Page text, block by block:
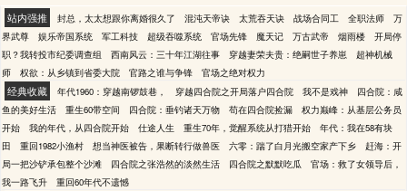
站内强推 封总，太太想跟你离婚很久了 混沌天帝诀 太荒吞天诀 战场合同工 全职法师
万
界武尊
娱乐帝国系统 军工科技 超级吞噬系统 官场先锋 魔天记 万古武帝 烟雨楼
开局停
职？我转投市纪委调查组
西南风云：三十年江湖往事 穿越妻荣夫贵：绝嗣世子养崽
超神机械
师
权欲：从乡镇到省委大院 官路之谁与争锋 官场之绝对权力
经典收藏 年代1960：穿越南锣鼓巷， 穿越四合院之开局落户四合院 我不是戏神
四合院：咸
鱼的美好生活
重生60带空间 四合院：垂钓诸天万物 苟在四合院捡漏
权力巅峰：从基层公务员
开始
我的年代，从四合院开始 仕途人生 重生70年，觉醒系统从打猎开始
年代：我在58有块
田
重回1982小渔村 想当神医被告，果断转行做兽医 六零：踹了白月光搬空家产下乡
赶海：开
局一把沙铲承包整个沙滩
四合院之张浩然的淡然生活 四合院之默默吃瓜
官场：救了女领导后，
我一路飞升
重回60年代不遗憾